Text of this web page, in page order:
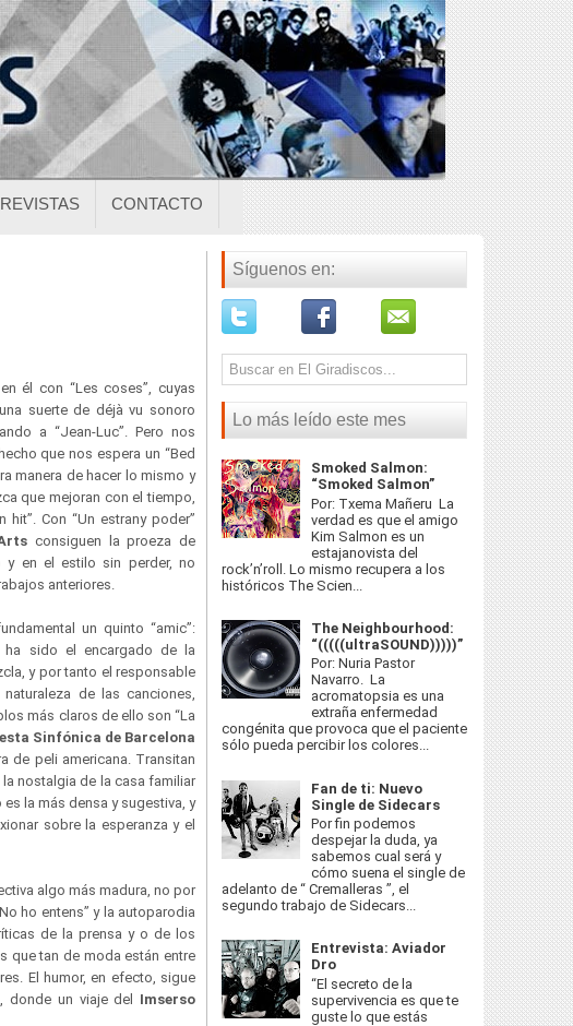
REVISTAS CONTACTO
él con “Les coses”, cuyas
suerte de déjà vu sonoro
a “Jean-Luc”. Pero nos
que nos espera un “Bed
manera de hacer lo mismo y
que mejoran con el tiempo,
hit”. Con “Un estrany poder”
consiguen la proeza de
y en el estilo sin perder, no
anteriores.
un quinto “amic”:
ha sido el encargado de la
y por tanto el responsable
de las canciones,
más claros de ello son “La
Sinfónica de Barcelona
de peli americana. Transitan
nostalgia de la casa familiar
la más densa y sugestiva, y
sobre la esperanza y el
algo más madura, no por
ho entens” y la autoparodia
de la prensa y o de los
que tan de moda están entre
El humor, en efecto, sigue
donde un viaje del Imserso
Síguenos en:
Lo más leído este mes
Smoked Salmon:
“Smoked Salmon”
Por: Txema Mañeru La
verdad es que el amigo
Kim Salmon es un
estajanovista del
rock’n’roll. Lo mismo recupera a los
históricos The Scien...
The Neighbourhood:
“(((((ultraSOUND)))))”
Por: Nuria Pastor
Navarro. La
acromatopsia es una
extraña enfermedad
congénita que provoca que el paciente
sólo pueda percibir los colores...
Fan de ti: Nuevo
Single de Sidecars
Por fin podemos
despejar la duda, ya
sabemos cual será y
cómo suena el single de
adelanto de “ Cremalleras ”, el
segundo trabajo de Sidecars...
Entrevista: Aviador
Dro
“El secreto de la
supervivencia es que te
guste lo que estás